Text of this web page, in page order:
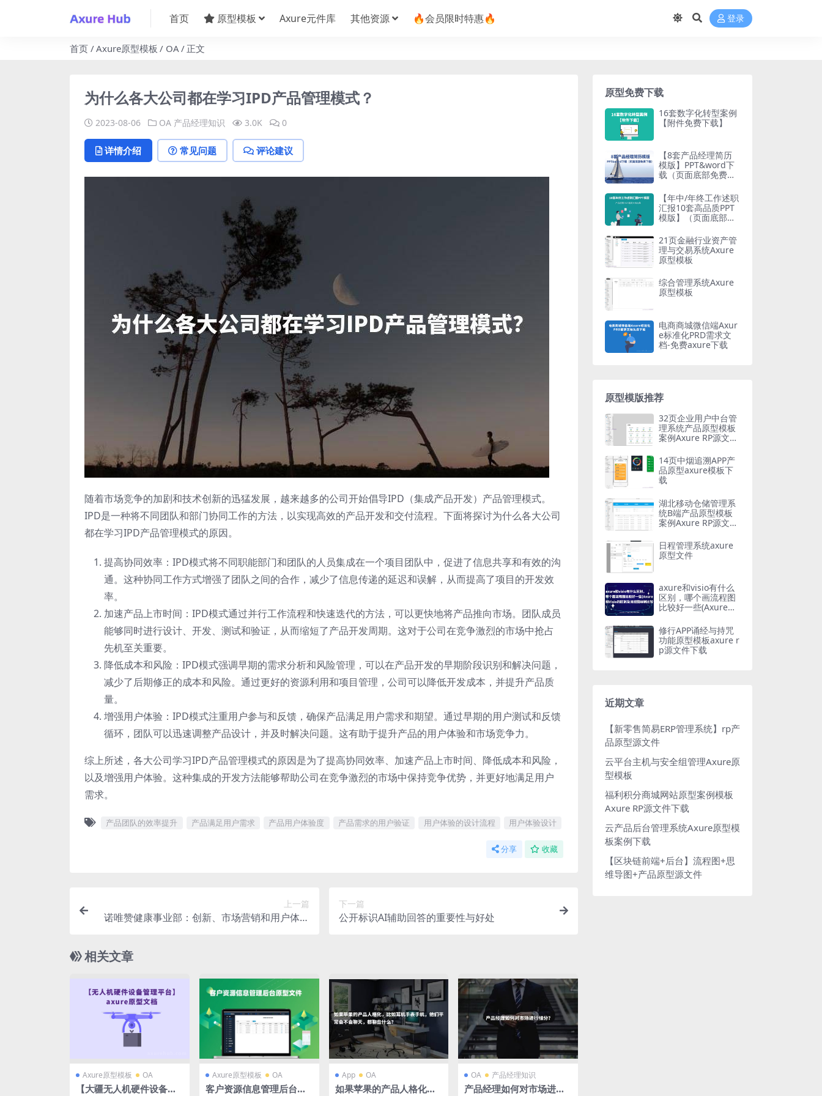
首页 原型模板 Axure元件库 其他资源 🔥会员限时特惠🔥 登录
首页 Axure原型模板 OA 正文
为什么各大公司都在学习IPD产品管理模式？
2023-08-06 OA 产品经理知识 3.0K 0
详情介绍 常见问题 评论建议
随着市场竞争的加剧和技术创新的迅猛发展，越来越多的公司开始倡导IPD（集成产品开发）产品管理模式。
IPD是一种将不同团队和部门协同工作的方法，以实现高效的产品开发和交付流程。下面将探讨为什么各大公司
都在学习IPD产品管理模式的原因。
提高协同效率：IPD模式将不同职能部门和团队的人员集成在一个项目团队中，促进了信息共享和有效的沟
通。这种协同工作方式增强了团队之间的合作，减少了信息传递的延迟和误解，从而提高了项目的开发效
率。
加速产品上市时间：IPD模式通过并行工作流程和快速迭代的方法，可以更快地将产品推向市场。团队成员
能够同时进行设计、开发、测试和验证，从而缩短了产品开发周期。这对于公司在竞争激烈的市场中抢占
先机至关重要。
降低成本和风险：IPD模式强调早期的需求分析和风险管理，可以在产品开发的早期阶段识别和解决问题，
减少了后期修正的成本和风险。通过更好的资源利用和项目管理，公司可以降低开发成本，并提升产品质
量。
增强用户体验：IPD模式注重用户参与和反馈，确保产品满足用户需求和期望。通过早期的用户测试和反馈
循环，团队可以迅速调整产品设计，并及时解决问题。这有助于提升产品的用户体验和市场竞争力。
综上所述，各大公司学习IPD产品管理模式的原因是为了提高协同效率、加速产品上市时间、降低成本和风险，
以及增强用户体验。这种集成的开发方法能够帮助公司在竞争激烈的市场中保持竞争优势，并更好地满足用户
需求。
产品团队的效率提升 产品满足用户需求 产品用户体验度 产品需求的用户验证 用户体验的设计流程 用户体验设计
分享 收藏
上一篇
诺唯赞健康事业部：创新、市场营销和用户体验
下一篇
公开标识AI辅助回答的重要性与好处
相关文章
Axure原型模板 OA
【大疆无人机硬件设备管
Axure原型模板 OA
客户资源信息管理后台原
App OA
如果苹果的产品人格化，
OA 产品经理知识
产品经理如何对市场进行
原型免费下载
16套数字化转型案例
【附件免费下载】
【8套产品经理简历
模版】PPT&word下
载（页面底部免费下
【年中/年终工作述职
汇报10套高品质PPT
模版】（页面底部免
23最新文档合集
21页金融行业资产管
理与交易系统Axure
原型模板
综合管理系统Axure
原型模板
电商商城微信端Axur
e标准化PRD需求文
档-免费axure下载
原型模版推荐
32页企业用户中台管
理系统产品原型模板
案例Axure RP源文件
14页中烟追溯APP产
品原型axure模板下
载
湖北移动仓储管理系
统B端产品原型模板
案例Axure RP源文件
日程管理系统axure
原型文件
axure和visio有什么
区别，哪个画流程图
比较好一些(Axure和
绘制比较)
修行APP诵经与持咒
功能原型模板axure r
p源文件下载
近期文章
【新零售简易ERP管理系统】rp产
品原型源文件
云平台主机与安全组管理Axure原
型模板
福利积分商城网站原型案例模板
Axure RP源文件下载
云产品后台管理系统Axure原型模
板案例下载
【区块链前端+后台】流程图+思
维导图+产品原型源文件